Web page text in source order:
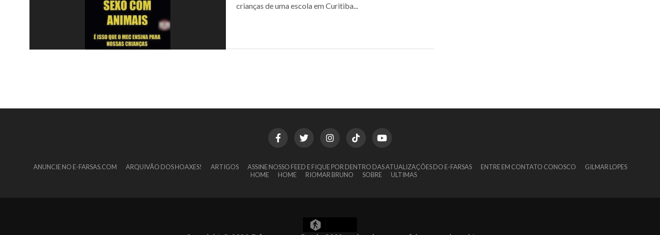
crianças de uma escola em Curitiba...
ANUNCIE NO E-FARSAS.COM ARQUIVÃO DOS HOAXES! ARTIGOS ASSINE NOSSO FEED E FIQUE POR DENTRO DAS ATUALIZAÇÕES DO E-FARSAS ENTRE EM CONTATO CONOSCO
GILMAR LOPES
HOME
HOME RIOMAR BRUNO SOBRE ULTIMAS